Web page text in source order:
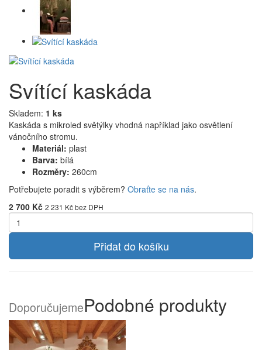
Svítící kaskáda
Skladem: 1 ks
Kaskáda s mikroled světýlky vhodná například jako osvětlení
vánočního stromu.
Materiál: plast
Barva: bílá
Rozměry: 260cm
Potřebujete poradit s výběrem? Obraťte se na nás.
2 700 Kč 2 231 Kč bez DPH
Přidat do košíku
DoporučujemePodobné produkty